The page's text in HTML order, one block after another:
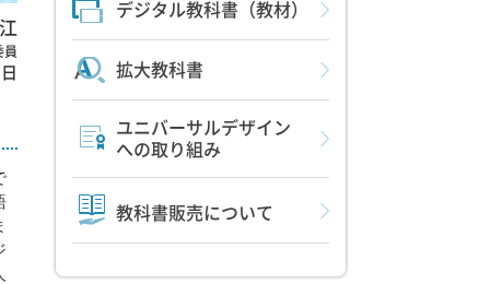
員
デジタル教科書（教材）
拡大教科書
ユニバーサルデザイン
への取り組み
教科書販売について